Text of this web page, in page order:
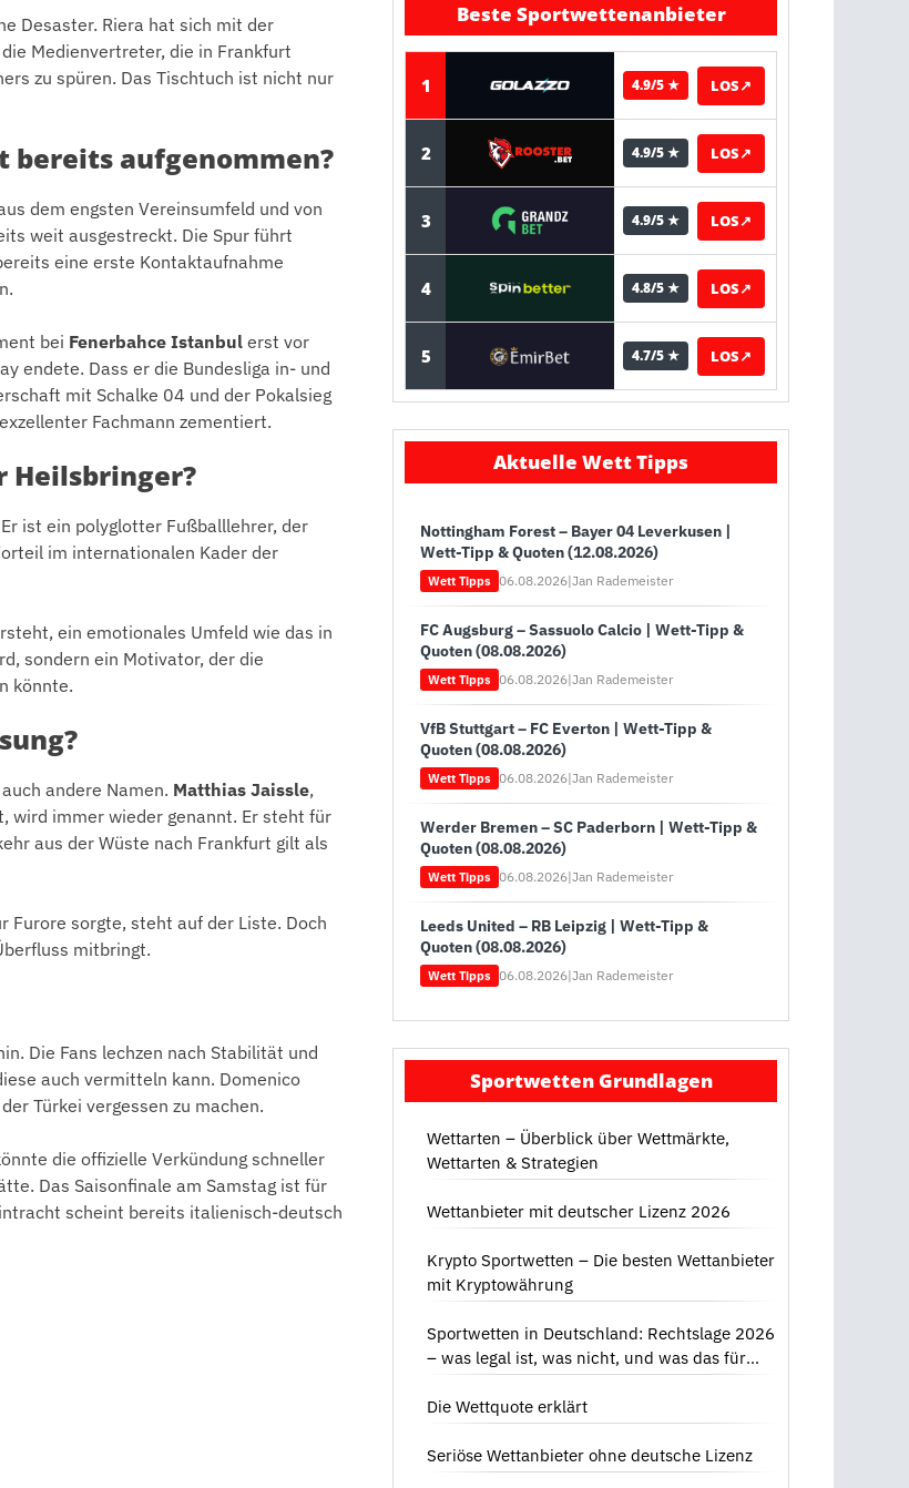
Desaster. Riera hat sich mit der
Medienvertreter, die in Frankfurt
zu spüren. Das Tischtuch ist nicht nur
bereits aufgenommen?
dem engsten Vereinsumfeld und von
weit ausgestreckt. Die Spur führt
eine erste Kontaktaufnahme
bei Fenerbahce Istanbul erst vor
endete. Dass er die Bundesliga in- und
mit Schalke 04 und der Pokalsieg
Fachmann zementiert.
Heilsbringer?
ist ein polyglotter Fußballlehrer, der
im internationalen Kader der
ein emotionales Umfeld wie das in
sondern ein Motivator, der die
könnte.
andere Namen. Matthias Jaissle,
wird immer wieder genannt. Er steht für
aus der Wüste nach Frankfurt gilt als
Furore sorgte, steht auf der Liste. Doch
mitbringt.
Die Fans lechzen nach Stabilität und
auch vermitteln kann. Domenico
Türkei vergessen zu machen.
die offizielle Verkündung schneller
Das Saisonfinale am Samstag ist für
scheint bereits italienisch-deutsch
Beste Sportwettenanbieter
1 4.9/5 ★ LOS↗
2 4.9/5 ★ LOS↗
3 4.9/5 ★ LOS↗
4 4.8/5 ★ LOS↗
5 4.7/5 ★ LOS↗
Aktuelle Wett Tipps
Nottingham Forest – Bayer 04 Leverkusen |
Wett-Tipp & Quoten (12.08.2026)
Wett Tipps 06.08.2026|Jan Rademeister
FC Augsburg – Sassuolo Calcio | Wett-Tipp &
Quoten (08.08.2026)
Wett Tipps 06.08.2026|Jan Rademeister
VfB Stuttgart – FC Everton | Wett-Tipp &
Quoten (08.08.2026)
Wett Tipps 06.08.2026|Jan Rademeister
Werder Bremen – SC Paderborn | Wett-Tipp &
Quoten (08.08.2026)
Wett Tipps 06.08.2026|Jan Rademeister
Leeds United – RB Leipzig | Wett-Tipp &
Quoten (08.08.2026)
Wett Tipps 06.08.2026|Jan Rademeister
Sportwetten Grundlagen
Wettarten – Überblick über Wettmärkte,
Wettarten & Strategien
Wettanbieter mit deutscher Lizenz 2026
Krypto Sportwetten – Die besten Wettanbieter
mit Kryptowährung
Sportwetten in Deutschland: Rechtslage 2026
– was legal ist, was nicht, und was das für
Die Wettquote erklärt
Seriöse Wettanbieter ohne deutsche Lizenz